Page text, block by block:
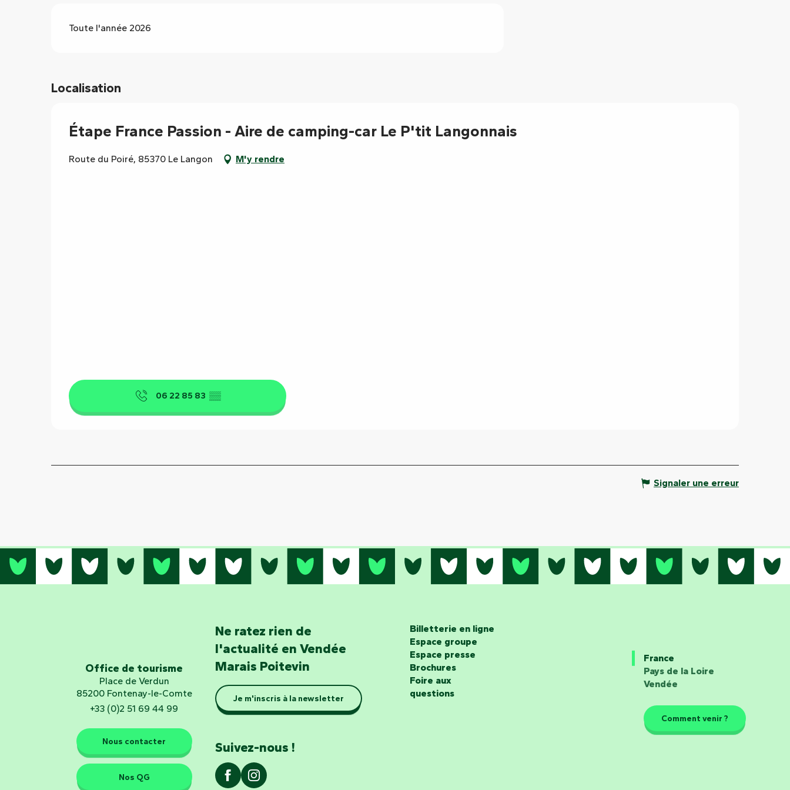
Toute l'année 2026
Localisation
Étape France Passion - Aire de camping-car Le P'tit Langonnais
Route du Poiré, 85370 Le Langon M'y rendre
06 22 85 83 ▒▒
Signaler une erreur
Office de tourisme
Place de Verdun
85200 Fontenay-le-Comte
+33 (0)2 51 69 44 99
Nous contacter
Nos QG
Ne ratez rien de
l'actualité en Vendée
Marais Poitevin
Je m'inscris à la newsletter
Suivez-nous !
Billetterie en ligne
Espace groupe
Espace presse
Brochures
Foire aux
questions
France
Pays de la Loire
Vendée
Comment venir ?